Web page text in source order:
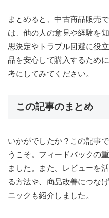
まとめると、中古商品販売
は、他の人の意見や経験を
思決定やトラブル回避に役
品を安心して購入するため
考にしてみてください。
この記事のまとめ
いかがでしたか？この記事
うこそ。フィードバックの
ました。また、レビューを
る方法や、商品改善につな
ニックも紹介しました。